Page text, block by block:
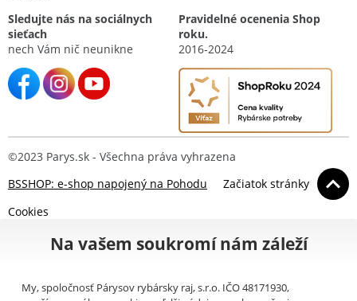
Sledujte nás na sociálnych
sieťach
nech Vám nič neunikne
Pravidelné ocenenia Shop
roku.
2016-2024
©2023 Parys.sk - Všechna práva vyhrazena
BSSHOP: e-shop napojený na Pohodu
Začiatok stránky
Cookies
Na vašem soukromí nám záleží
My, spoločnosť Párysov rybársky raj, s.r.o. IČO 48171930,